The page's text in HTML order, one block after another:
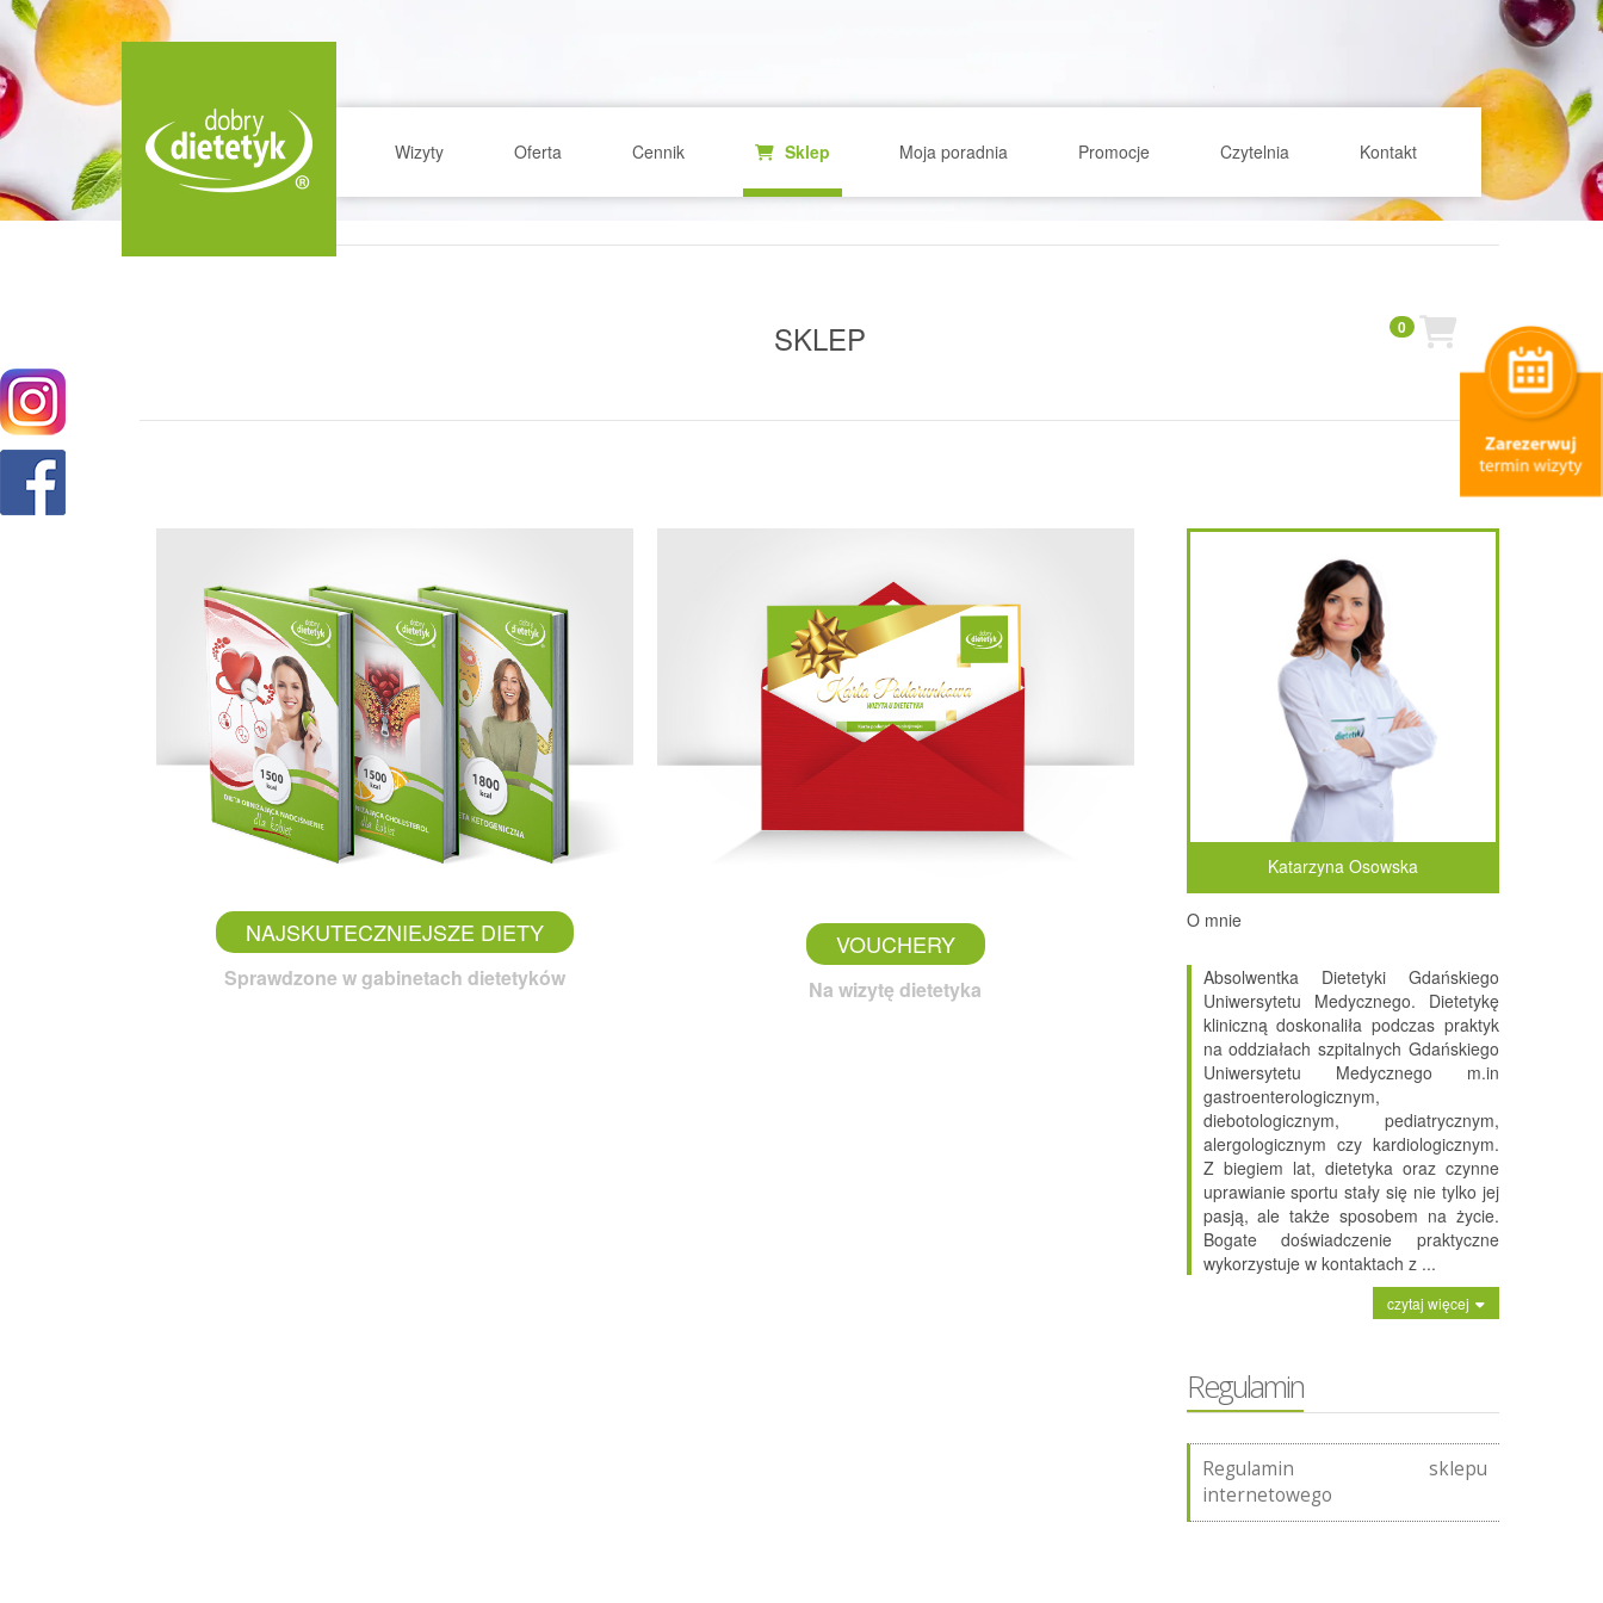
Wizyty Oferta Cennik Sklep Moja poradnia Promocje Czytelnia Kontakt
SKLEP 0
NAJSKUTECZNIEJSZE DIETY
Sprawdzone w gabinetach dietetyków
VOUCHERY
Na wizytę dietetyka
Katarzyna Osowska
O mnie
Absolwentka Dietetyki Gdańskiego
Uniwersytetu Medycznego. Dietetykę
kliniczną doskonaliła podczas praktyk
na oddziałach szpitalnych Gdańskiego
Uniwersytetu Medycznego m.in
gastroenterologicznym,
diebotologicznym, pediatrycznym,
alergologicznym czy kardiologicznym.
Z biegiem lat, dietetyka oraz czynne
uprawianie sportu stały się nie tylko jej
pasją, ale także sposobem na życie.
Bogate doświadczenie praktyczne
wykorzystuje w kontaktach z ...
czytaj więcej
Regulamin
Regulamin sklepu
internetowego